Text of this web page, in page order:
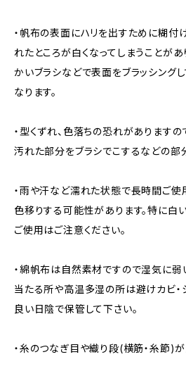
・帆布の表面にハリを出すために糊付
れたところが白くなってしまうことがあ
かいブラシなどで表面をブラッシングし
なります。
・型くずれ、色落ちの恐れがあります
汚れた部分をブラシでこするなどの部
・雨や汗など濡れた状態で長時間ご使
色移りする可能性があります。特に白
ご使用はご注意ください。
・綿帆布は自然素材ですので湿気に弱
当たる所や高温多湿の所は避けカビ・
良い日陰で保管して下さい。
・糸のつなぎ目や織り段(横筋・糸節)